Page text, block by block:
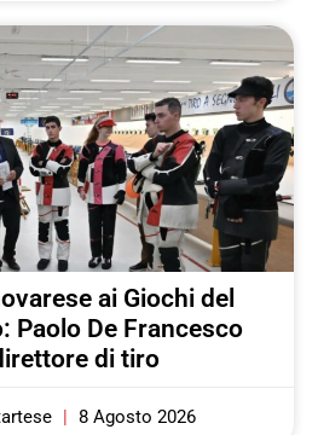
ai Giochi del
Paolo De Francesco
di tiro
8 Agosto 2026